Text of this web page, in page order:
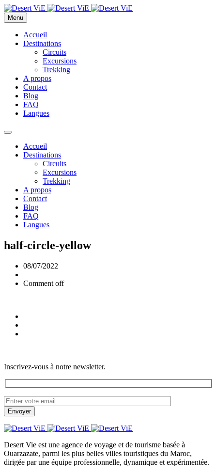
Menu
Accueil
Destinations
Circuits
Excursions
Trekking
A propos
Contact
Blog
FAQ
Langues
Accueil
Destinations
Circuits
Excursions
Trekking
A propos
Contact
Blog
FAQ
Langues
half-circle-yellow
08/07/2022
Comment off
Inscrivez-vous à notre newsletter.
Desert Vie est une agence de voyage et de tourisme basée à
Ouarzazate, parmi les plus belles villes touristiques du Maroc,
dirigée par une équipe professionnelle, dynamique et expérimentée.